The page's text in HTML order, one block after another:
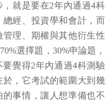
就是要在2年內通過4科
經、投資學和會計，而
理、期權與其他衍生性
選擇題，30%申論題，
覺得2年內通過4科測驗
，它考試的範圍大到幾
事情，讓人想準備也不